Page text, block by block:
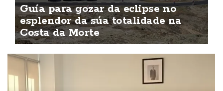
Guía para gozar da eclipse no
esplendor da súa totalidade na
Costa da Morte